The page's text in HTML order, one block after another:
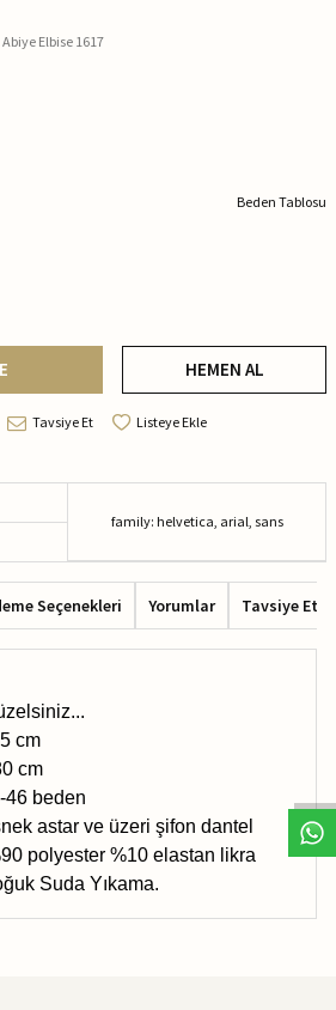
Elbise 1617
Beden Tablosu
HEMEN AL
Tavsiye Et Listeye Ekle
family: helvetica, arial, sans
Seçenekleri Yorumlar Tavsiye Et
cm
cm
46 beden
astar ve üzeri şifon dantel
polyester %10 elastan likra
Suda Yıkama.